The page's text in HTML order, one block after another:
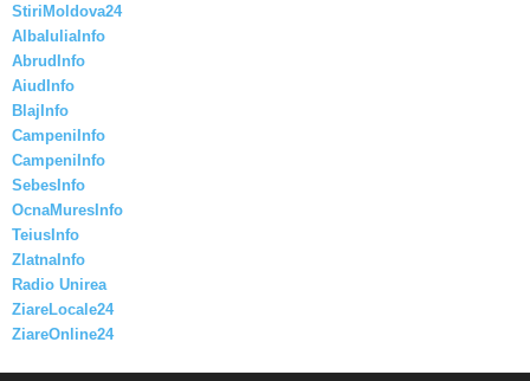
StiriMoldova24
AlbaIuliaInfo
AbrudInfo
AiudInfo
BlajInfo
CampeniInfo
CampeniInfo
SebesInfo
OcnaMuresInfo
TeiusInfo
ZlatnaInfo
Radio Unirea
ZiareLocale24
ZiareOnline24